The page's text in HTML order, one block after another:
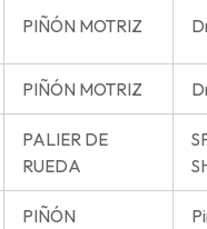
PIÑÓN MOTRIZ
PIÑÓN MOTRIZ
PALIER DE
RUEDA
PIÑÓN